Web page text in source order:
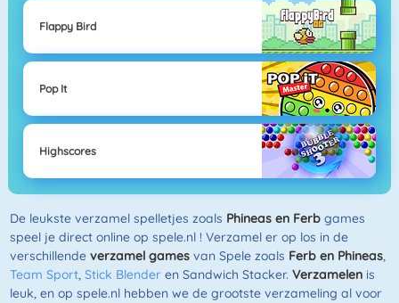
Flappy Bird
Pop It
Highscores
De leukste verzamel spelletjes zoals Phineas en Ferbgames
speel je direct online op spele.nl ! Verzamel er op los in de
verschillende verzamel gamesvan Spele zoals Ferb en Phineas,
Team Sport, Stick Blenderen Sandwich Stacker. Verzamelenis
leuk, en op spele.nl hebben we de grootste verzameling al voor